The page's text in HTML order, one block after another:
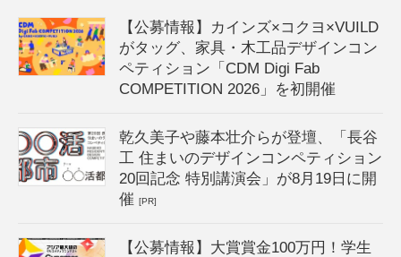
【公募情報】カインズ×コクヨ×VUILD
がタッグ、家具・木工品デザインコン
ペティション「CDM Digi Fab
COMPETITION 2026」を初開催
乾久美子や藤本壮介らが登壇、「長谷
工 住まいのデザインコンペティション
20回記念 特別講演会」が8月19日に開
催[PR]
【公募情報】大賞賞金100万円！学生